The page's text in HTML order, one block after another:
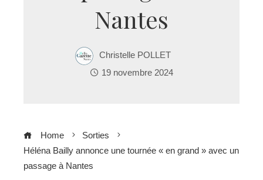
Nantes
Christelle POLLET
19 novembre 2024
Home
Sorties
Héléna Bailly annonce une tournée « en grand » avec un
passage à Nantes